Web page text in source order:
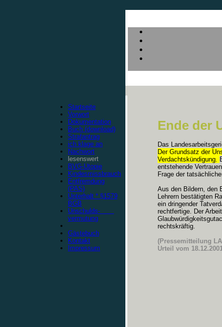
Startseite
Vorwort
Dokumentation
Buch (download)
Strafantrag
ich klage an
Nachwort
lesenswert
BVG-Utopie
Kindesmissbrauch
Entfremdung
(PAS)
Unterhalt * §1579
BGB
Unschulds-
vermutung
Gästebuch
Kontakt
Impressum
Ende der
Das
Der Grundsatz der
Verdachtskündigung.
entstehende
Frage der
Aus den Bildern, den
Lehrern bestätigten
ein dringender
rechtfertige. Der
rechtskräftig.
(Pressemitteilung
Urteil vom